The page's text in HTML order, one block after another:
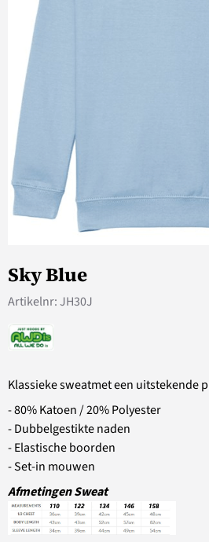
Sky Blue
Artikelnr:JH30J
Klassieke sweatmet een
- 80% Katoen / 20% Polyester
- Dubbelgestikte naden
- Elastische boorden
- Set-in mouwen
Afmetingen Sweat